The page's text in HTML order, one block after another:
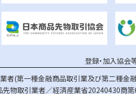
登録・加入協会
者(第一種金融商品取引業及び第二種金
先物取引業者／経済産業省20240430商第